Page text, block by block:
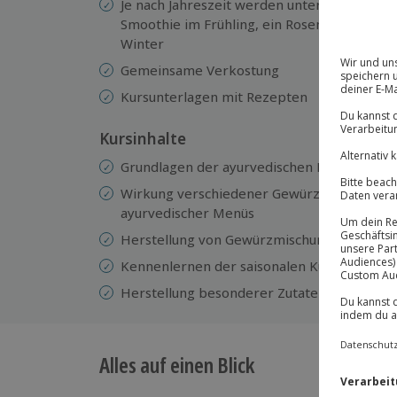
Je nach Jahreszeit werden unterschiedliche
Smoothie im Frühling, ein Rosen-Lassi im
Winter
Gemeinsame Verkostung
Kursunterlagen mit Rezepten
Kursinhalte
Grundlagen der ayurvedischen
Wirkung verschiedener Gewürze auf den
ayurvedischer Menüs
Herstellung von Gewürzmischungen und
Kennenlernen der saisonalen Küche
Herstellung besonderer Zutaten wie
Alles auf einen Blick